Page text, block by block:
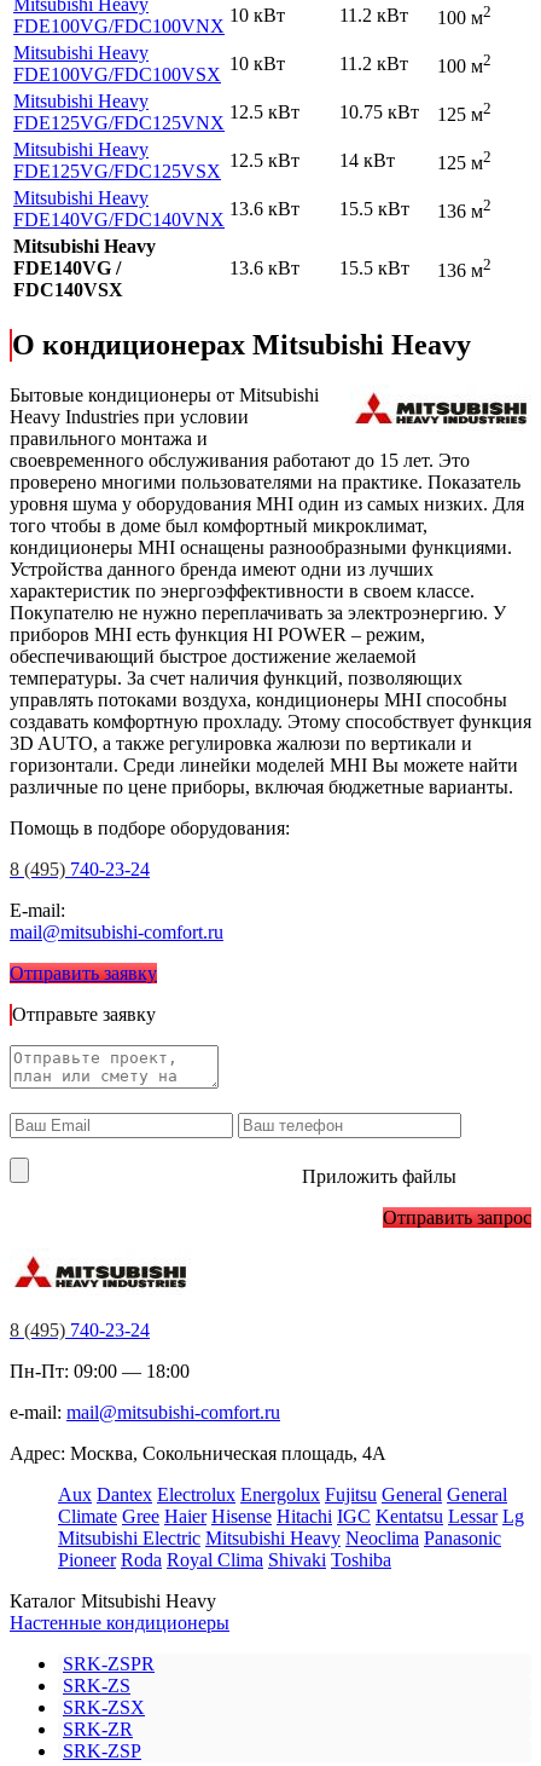
FDE100VG/FDC100VNX
10 кВт 11.2 кВт 100 м2
Mitsubishi Heavy
FDE100VG/FDC100VSX
10 кВт 11.2 кВт 100 м2
Mitsubishi Heavy
FDE125VG/FDC125VNX
12.5 кВт 10.75 кВт 125 м2
Mitsubishi Heavy
FDE125VG/FDC125VSX
12.5 кВт 14 кВт 125 м2
Mitsubishi Heavy
FDE140VG/FDC140VNX
13.6 кВт 15.5 кВт 136 м2
Mitsubishi Heavy
FDE140VG /
FDC140VSX
13.6 кВт 15.5 кВт 136 м2
О кондиционерах Mitsubishi Heavy
Бытовые кондиционеры от Mitsubishi
Heavy Industries при условии
правильного монтажа и
своевременного обслуживания работают до 15 лет. Это
проверено многими пользователями на практике. Показатель
уровня шума у оборудования MHI один из самых низких. Для
того чтобы в доме был комфортный микроклимат,
кондиционеры MHI оснащены разнообразными функциями.
Устройства данного бренда имеют одни из лучших
характеристик по энергоэффективности в своем классе.
Покупателю не нужно переплачивать за электроэнергию. У
приборов MHI есть функция HI POWER – режим,
обеспечивающий быстрое достижение желаемой
температуры. За счет наличия функций, позволяющих
управлять потоками воздуха, кондиционеры MHI способны
создавать комфортную прохладу. Этому способствует функция
3D AUTO, а также регулировка жалюзи по вертикали и
горизонтали. Среди линейки моделей MHI Вы можете найти
различные по цене приборы, включая бюджетные варианты.
Помощь в подборе оборудования:
8 (495) 740-23-24
E-mail:
mail@mitsubishi-comfort.ru
Отправить заявку
Отправьте заявку
Приложить файлы
Отправить запрос
8 (495) 740-23-24
Пн-Пт: 09:00 — 18:00
e-mail: mail@mitsubishi-comfort.ru
Адрес: Москва, Сокольническая площадь, 4А
Aux Dantex Electrolux Energolux Fujitsu General General
Climate Gree Haier Hisense Hitachi IGC Kentatsu Lessar Lg
Mitsubishi Electric Mitsubishi Heavy Neoclima Panasonic
Pioneer Roda Royal Clima Shivaki Toshiba
Каталог Mitsubishi Heavy
Настенные кондиционеры
SRK-ZSPR
SRK-ZS
SRK-ZSX
SRK-ZR
SRK-ZSP